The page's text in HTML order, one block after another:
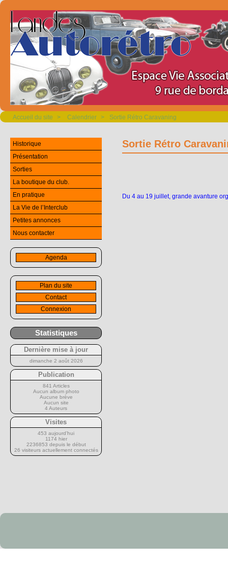
Accueil du site > Calendrier > Sortie Rétro Caravaning
Sortie Rétro
Du 4 au 19 juillet, grande avanture
Historique
Présentation
Sorties
La boutique du club.
En pratique
La Vie de l’Interclub
Petites annonces
Nous contacter
Agenda
Plan du site
Contact
Connexion
Statistiques
Dernière mise à jour
dimanche 2 août 2026
Publication
841 Articles
Aucun album photo
Aucune brève
Aucun site
4 Auteurs
Visites
453 aujourd’hui
1174 hier
2236853 depuis le début
26 visiteurs actuellement connectés